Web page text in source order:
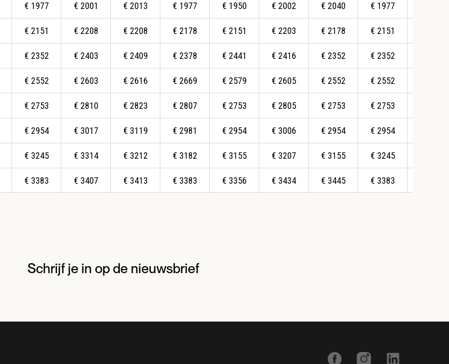
€ 1977
€ 2151
€ 2352
€ 2552
€ 2753
€ 2954
€ 3245
€ 3383
€ 2001
€ 2208
€ 2403
€ 2603
€ 2810
€ 3017
€ 3314
€ 3407
€ 2013
€ 2208
€ 2409
€ 2616
€ 2823
€ 3119
€ 3212
€ 3413
€ 1977
€ 2178
€ 2378
€ 2669
€ 2807
€ 2981
€ 3182
€ 3383
€ 1950
€ 2151
€ 2441
€ 2579
€ 2753
€ 2954
€ 3155
€ 3356
€ 2002
€ 2203
€ 2416
€ 2605
€ 2805
€ 3006
€ 3207
€ 3434
€ 2040
€ 2178
€ 2352
€ 2552
€ 2753
€ 2954
€ 3155
€ 3445
€ 1977
€ 2151
€ 2352
€ 2552
€ 2753
€ 2954
€ 3245
€ 3383
Schrijf je in op de nieuwsbrief